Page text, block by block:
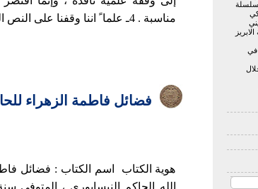
سلسلة
في
مناسبة . 4ـ علما ً اننا وقفنا على النص الماثل...
فضائل فاطمة الزهراء
هوية الكتاب اسم الكتاب : فضائل